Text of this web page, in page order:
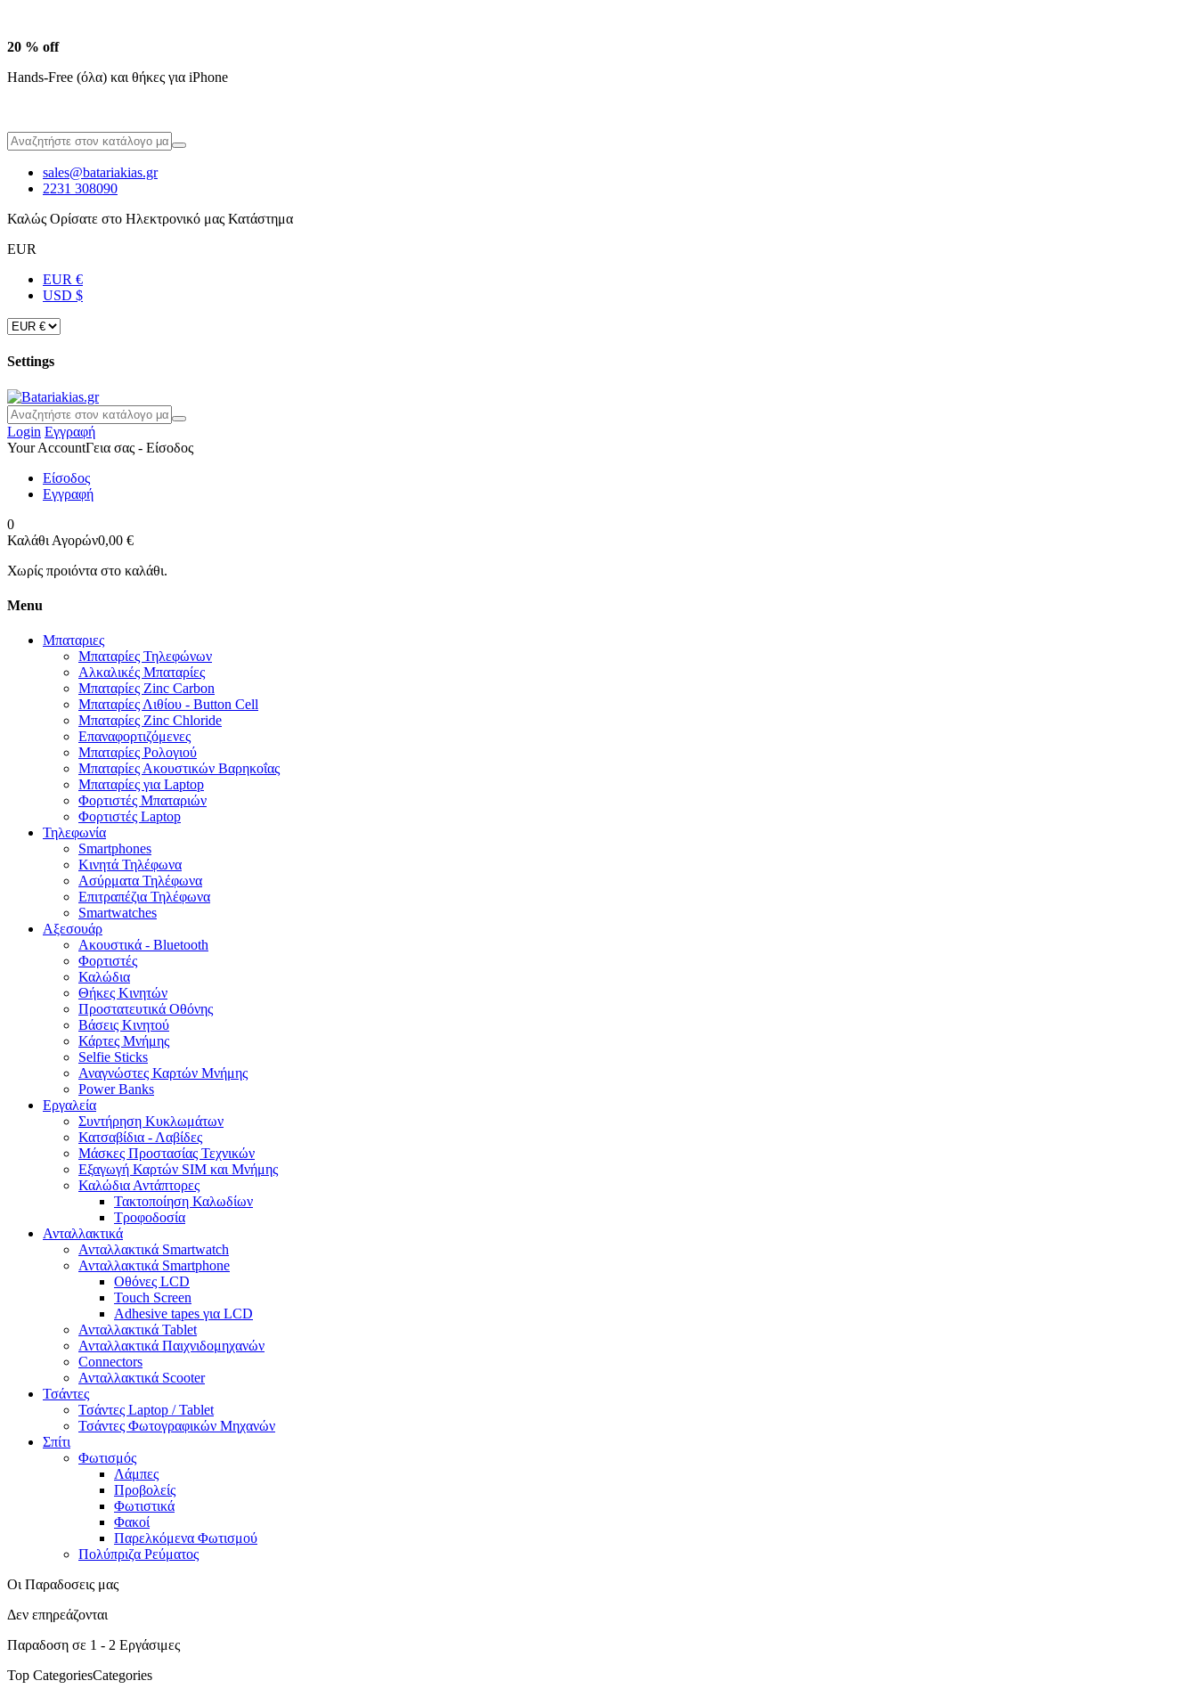
20 % off
Hands-Free (όλα) και θήκες για iPhone
sales@batariakias.gr
2231 308090
Καλώς Ορίσατε στο Ηλεκτρονικό μας Κατάστημα
EUR
EUR €
USD $
Settings
Login Εγγραφή
Your AccountΓεια σας - Είσοδος
Είσοδος
Εγγραφή
0
Καλάθι Αγορών0,00 €
Χωρίς προιόντα στο καλάθι.
Menu
Μπαταριες
Μπαταρίες Τηλεφώνων
Αλκαλικές Μπαταρίες
Μπαταρίες Zinc Carbon
Μπαταρίες Λιθίου - Button Cell
Μπαταρίες Zinc Chloride
Επαναφορτιζόμενες
Μπαταρίες Ρολογιού
Μπαταρίες Ακουστικών Βαρηκοΐας
Μπαταρίες για Laptop
Φορτιστές Μπαταριών
Φορτιστές Laptop
Τηλεφωνία
Smartphones
Κινητά Τηλέφωνα
Ασύρματα Τηλέφωνα
Επιτραπέζια Τηλέφωνα
Smartwatches
Αξεσουάρ
Ακουστικά - Bluetooth
Φορτιστές
Καλώδια
Θήκες Κινητών
Προστατευτικά Οθόνης
Βάσεις Κινητού
Κάρτες Μνήμης
Selfie Sticks
Αναγνώστες Καρτών Μνήμης
Power Banks
Εργαλεία
Συντήρηση Κυκλωμάτων
Κατσαβίδια - Λαβίδες
Μάσκες Προστασίας Τεχνικών
Εξαγωγή Καρτών SIM και Μνήμης
Καλώδια Αντάπτορες
Τακτοποίηση Καλωδίων
Τροφοδοσία
Ανταλλακτικά
Ανταλλακτικά Smartwatch
Ανταλλακτικά Smartphone
Οθόνες LCD
Touch Screen
Adhesive tapes για LCD
Ανταλλακτικά Tablet
Ανταλλακτικά Παιχνιδομηχανών
Connectors
Ανταλλακτικά Scooter
Τσάντες
Τσάντες Laptop / Tablet
Τσάντες Φωτoγραφικών Μηχανών
Σπίτι
Φωτισμός
Λάμπες
Προβολείς
Φωτιστικά
Φακοί
Παρελκόμενα Φωτισμού
Πολύπριζα Ρεύματος
Οι Παραδοσεις μας
Δεν επηρεάζονται
Παραδοση σε 1 - 2 Εργάσιμες
Top CategoriesCategories